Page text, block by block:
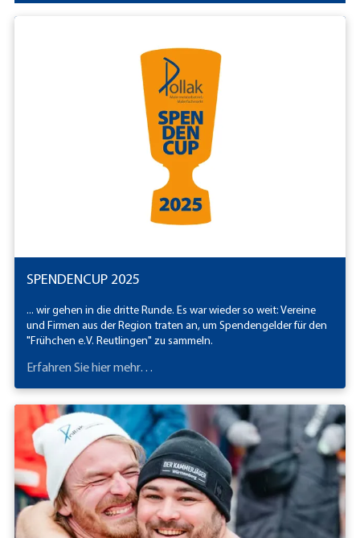
SPENDENCUP 2025
... wir gehen in die dritte Runde. Es war wieder so weit: Vereine
und Firmen aus der Region traten an, um Spendengelder für den
"Frühchen e.V. Reutlingen" zu sammeln.
Erfahren Sie hier mehr…